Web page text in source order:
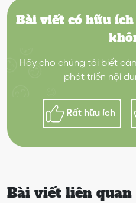
Bài viết có hữu
Hãy cho chúng tôi biết
phát triển nội
Rất hữu ích
Bài viết liên quan